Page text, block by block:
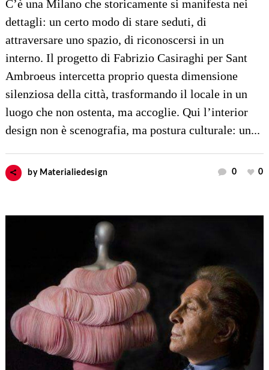
C’è una Milano che storicamente si manifesta nei
dettagli: un certo modo di stare seduti, di
attraversare uno spazio, di riconoscersi in un
interno. Il progetto di Fabrizio Casiraghi per Sant
Ambroeus intercetta proprio questa dimensione
silenziosa della città, trasformando il locale in un
luogo che non ostenta, ma accoglie. Qui l’interior
design non è scenografia, ma postura culturale: un...
by Materialiedesign 0 0